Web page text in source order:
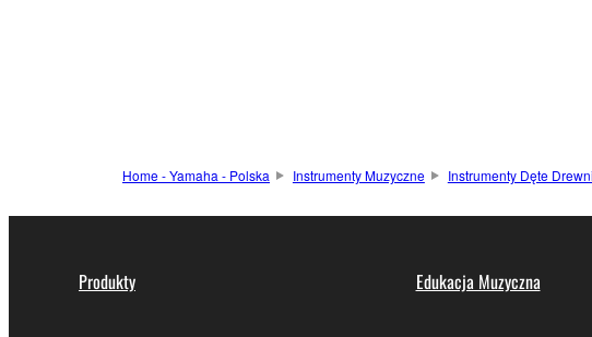
Home - Yamaha - Polska Instrumenty Muzyczne Instrumenty Dęte
Produkty Edukacja Muzyczna